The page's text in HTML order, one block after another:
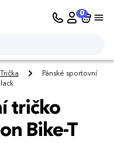
0
Trička
Pánské sportovní
tričko
Bike-T